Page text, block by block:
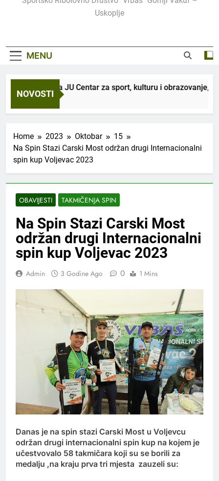
Uskoplje
MENU
NOVOSTI
sa JU Centar za sport, kulturu i obrazovanje,
Ago
Home 2023 Oktobar
15
Na Spin Stazi Carski Most održan drugi Internacionalni
spin kup Voljevac 2023
OBAVIJESTI TAKMIČENJA SPIN
Na Spin Stazi Carski Most
održan drugi Internacionalni
spin kup Voljevac 2023
Admin 3 Godine Ago 0 1 Mins
Danas je na spin stazi Carski Most u Voljevcu
održan drugi internacionalni spin kup na kojem je
učestvovalo 58 takmičara koji su se borili za
medalju ,na kraju prva tri mjesta zauzeli su: